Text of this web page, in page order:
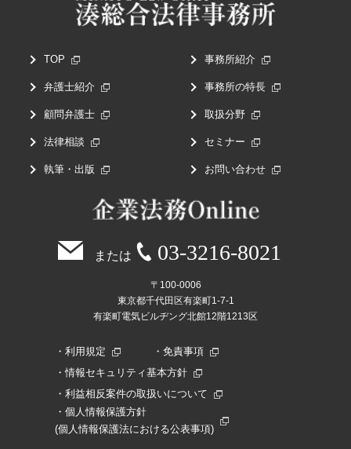
TOP 事務所紹介
弁護士紹介 事務所の特長
顧問弁護士 取扱分野
法律相談 セミナー
執筆・出版 お問い合わせ
または 03-3216-8021
〒100-0006
東京都千代田区有楽町1-7-1
有楽町電気ビルヂング北館12階1213区
利用規定
免責事項
情報セキュリティ基本方針
利益相反案件の取扱いについて
個人情報保護方針
(個人情報保護法における公表事項)